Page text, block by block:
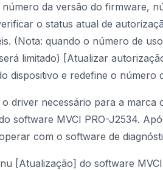
da versão do firmware,
o status atual de
(Nota: quando o número de
limitado) [Atualizar
dispositivo e redefine o número
o driver necessário para a
software MVCI PRO-J2534.
com o software de
[Atualização] do software